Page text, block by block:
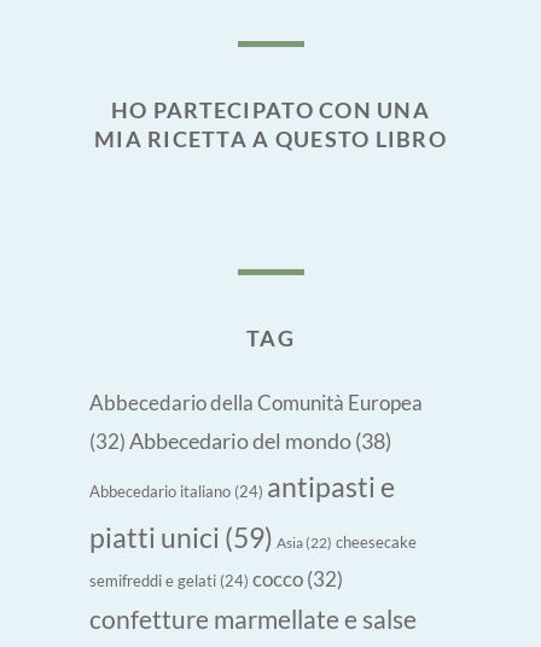
HO PARTECIPATO CON UNA
MIA RICETTA A QUESTO LIBRO
TAG
Abbecedario della Comunità Europea
(32) Abbecedario del mondo(38)
Abbecedario italiano (24) antipasti e
piatti unici (59) Asia(22) cheesecake
semifreddi e gelati (24) cocco (32)
confetture marmellate e salse